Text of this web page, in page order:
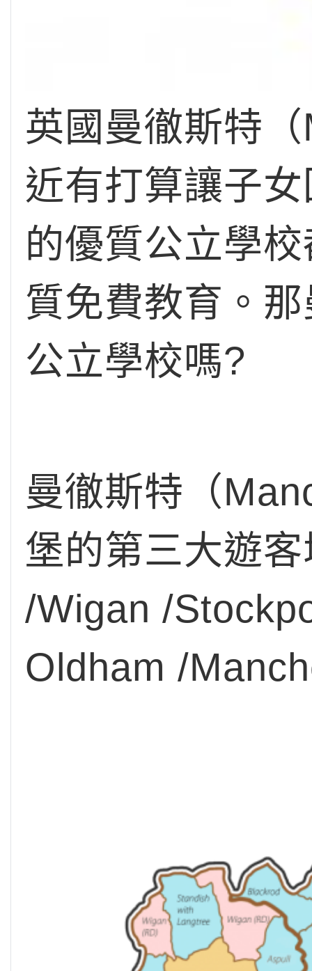
英國曼徹斯特
近有打算讓子
的優質公立學
質免費教育。
公立學校嗎?
曼徹斯特（
堡的第三大遊
/Wigan /
Oldham /